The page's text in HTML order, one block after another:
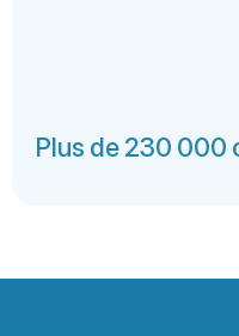
Plus de 230 000